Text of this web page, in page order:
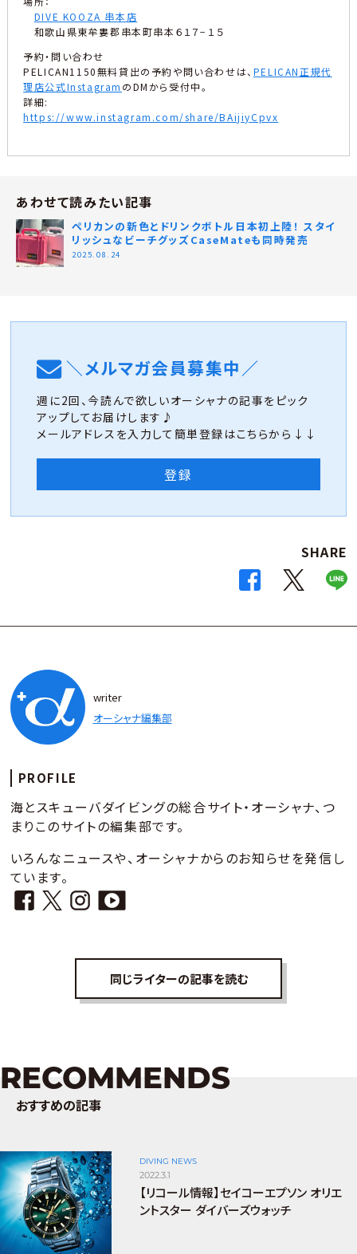
DIVE KOOZA 串本店
和歌山県東牟婁郡串本町串本６１７−１５
予約・問い合わせ
PELICAN1150無料貸出の予約や問い合わせは、 PELICAN正規代
理店公式Instagram のDMから受付中。
詳細:
https://www.instagram.com/share/BAijiyCpvx
あわせて読みたい記事
ペリカンの新色とドリンクボトル日本初上陸！ スタイ
リッシュなビーチグッズCaseMateも同時発売
2025.08.24
＼メルマガ会員募集中／
週に2回、今読んで欲しいオーシャナの記事をピック
アップしてお届けします♪
メールアドレスを入力して簡単登録はこちらから↓↓
登録
SHARE
writer
オーシャナ編集部
PROFILE
海とスキューバダイビングの総合サイト・オーシャナ、つ
まりこのサイトの編集部です。
いろんなニュースや、オーシャナからのお知らせを発信し
ています。
同じライターの記事を読む
RECOMMENDS
おすすめの記事
DIVING NEWS
2022.3.1
【リコール情報】セイコーエプソン オリエ
ントスター ダイバーズウォッチ